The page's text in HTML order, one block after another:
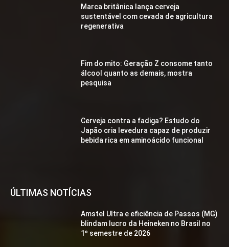
Marca britânica lança cerveja
sustentável com cevada de agricultura
regenerativa
Fim do mito: Geração Z consome tanto
álcool quanto as demais, mostra
pesquisa
Cerveja contra a fadiga? Estudo do
Japão cria levedura capaz de produzir
bebida rica em aminoácido funcional
ÚLTIMAS NOTÍCIAS
Amstel Ultra e eficiência de Passos (MG)
blindam lucro da Heineken no Brasil no
1º semestre de 2026